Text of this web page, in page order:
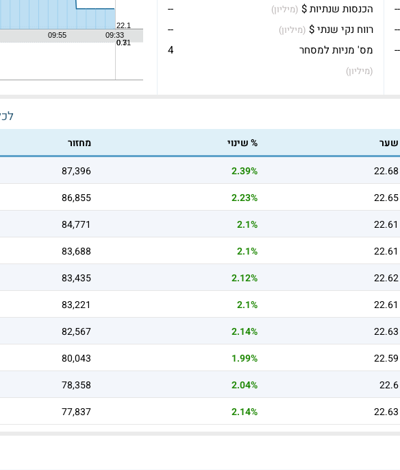
--
--
--
הכנסות שנתיות $ (מיליון)
--
רווח נקי שנתי $ (מיליון)
--
מס' מניות למסחר
(מיליון)
4
שער % שינוי
מחזור
22.68
2.39%
87,396
22.65
2.23%
86,855
22.61
2.1%
84,771
22.61
2.1%
83,688
22.62
2.12%
83,435
22.61
2.1%
83,221
22.63
2.14%
82,567
22.59
1.99%
80,043
22.6
2.04%
78,358
22.63
2.14%
77,837